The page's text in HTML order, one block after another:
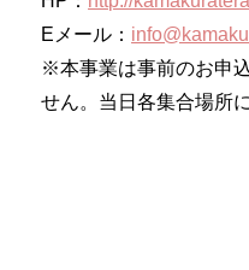
Eメール：
※本事業は事前のお申
せん。当日各集合場所